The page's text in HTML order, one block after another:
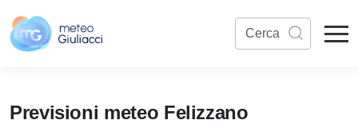
Previsioni meteo Felizzano